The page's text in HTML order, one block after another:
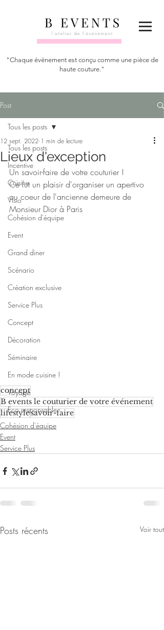
"Chaque événement est conçu comme une pièce de
haute couture."
Post
Tous les posts
Incentive
Cuisine
Visio
Cohésion d'équipe
Event
Grand diner
Scénario
Création exclusive
Service Plus
Concept
Décoration
Séminaire
En mode cuisine !
Voyage
Eco responsable
Tous les posts
Lieux d'exception
12 sept. 2022 1 min de lecture
Un savoir-faire de votre couturier !
Ce fut un plaisir d'organiser un apertivo
au coeur de l'ancienne demeure de
Monsieur Dior à Paris
concept
B events le couturier de votre événement
lifestylesavoir-faire
Cohésion d'équipe
Event
Service Plus
Posts récents Voir tout